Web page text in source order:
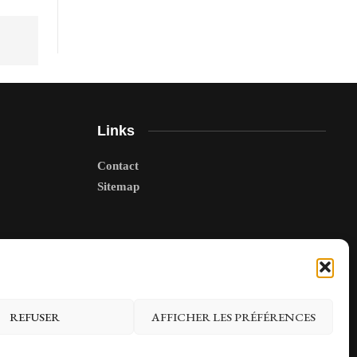
REFUSER AFFICHER LES PRÉFÉRENCES
Links
Contact
Sitemap